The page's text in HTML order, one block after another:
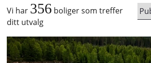
Vi har 356 boliger som treffer
ditt utvalg